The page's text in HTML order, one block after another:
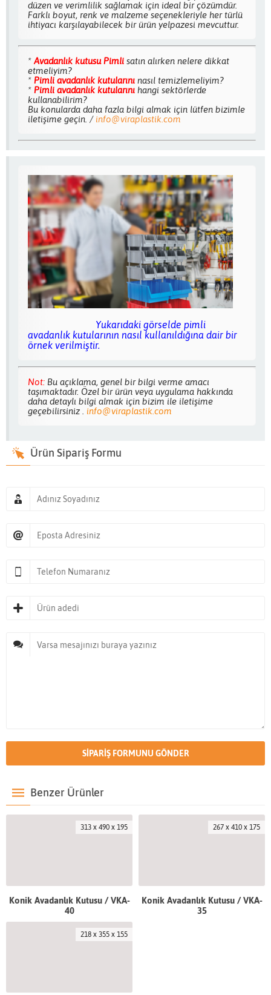
düzen ve verimlilik sağlamak için ideal bir çözümdür.
Farklı boyut, renk ve malzeme seçenekleriyle her türlü
ihtiyacı karşılayabilecek bir ürün yelpazesi mevcuttur.
* Avadanlık kutusu Pimli satın alırken nelere dikkat
etmeliyim?
* Pimli avadanlık kutularını nasıl temizlemeliyim?
* Pimli avadanlık kutularını hangi sektörlerde
kullanabilirim?
Bu konularda daha fazla bilgi almak için lütfen bizimle
iletişime geçin. /info@viraplastik.com
Yukarıdaki görselde pimli
avadanlık kutularının nasıl kullanıldığına dair bir
örnek verilmiştir.
Not: Bu açıklama, genel bir bilgi verme amacı
taşımaktadır. Özel bir ürün veya uygulama hakkında
daha detaylı bilgi almak için bizim ile iletişime
geçebilirsiniz .
info@viraplastik.com
Ürün Sipariş Formu
Benzer Ürünler
313 x 490 x 195
Konik Avadanlık Kutusu / VKA-
40
267 x 410 x 175
Konik Avadanlık Kutusu / VKA-
35
218 x 355 x 155